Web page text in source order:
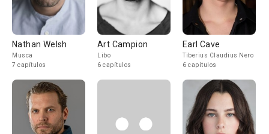
Nathan Welsh
Musca
7 capítulos
Art Campion
Libo
6 capítulos
Earl Cave
Tiberius Claudius Nero
6 capítulos